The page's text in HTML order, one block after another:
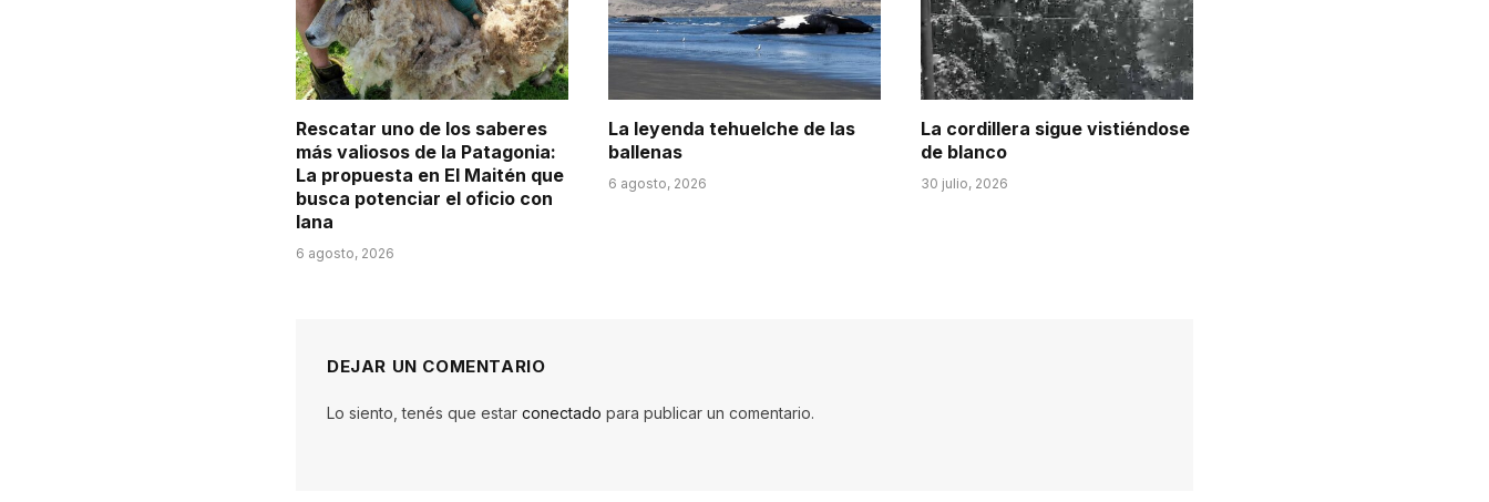
Rescatar uno de los saberes
más valiosos de la Patagonia:
La propuesta en El Maitén que
busca potenciar el oficio con
lana
6 agosto, 2026
La leyenda tehuelche de las
ballenas
6 agosto, 2026
La cordillera sigue vistiéndose
de blanco
30 julio, 2026
DEJAR UN COMENTARIO
Lo siento, tenés que estar conectado para publicar un comentario.